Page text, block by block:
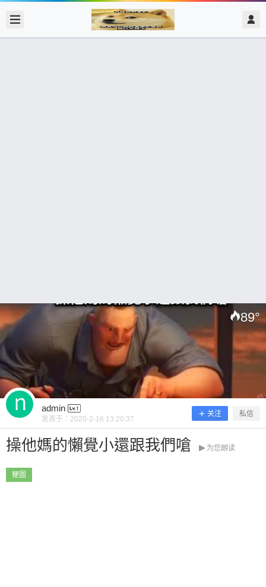
89°
admin
发表于： 2020-2-16 13:20:37
关注 私信
操他媽的懶覺小還跟我們嗆 为您朗读
梗圖
admin @ 梗圖大全 MEME NOW 2020/2/16
扫描二维码继续阅读